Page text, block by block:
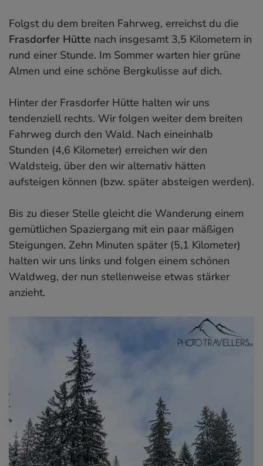
Folgst du dem breiten Fahrweg, erreichst du die
Frasdorfer Hütte nach insgesamt 3,5 Kilometern in
rund einer Stunde. Im Sommer warten hier grüne
Almen und eine schöne Bergkulisse auf dich.
Hinter der Frasdorfer Hütte halten wir uns
tendenziell rechts. Wir folgen weiter dem breiten
Fahrweg durch den Wald. Nach eineinhalb
Stunden (4,6 Kilometer) erreichen wir den
Waldsteig, über den wir alternativ hätten
aufsteigen können (bzw. später absteigen werden).
Bis zu dieser Stelle gleicht die Wanderung einem
gemütlichen Spaziergang mit ein paar mäßigen
Steigungen. Zehn Minuten später (5,1 Kilometer)
halten wir uns links und folgen einem schönen
Waldweg, der nun stellenweise etwas stärker
anzieht.